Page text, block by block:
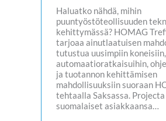
Haluatko nähdä, mihin
puuntyöstöteollisuuden
kehittymässä? HOMAG
tarjoaa ainutlaatuisen
tutustua uusimpiin koneisiin,
automaatioratkaisuihin,
ja tuotannon kehittämisen
mahdollisuuksiin suoraan
tehtaalla Saksassa.
suomalaiset asiakkaansa…